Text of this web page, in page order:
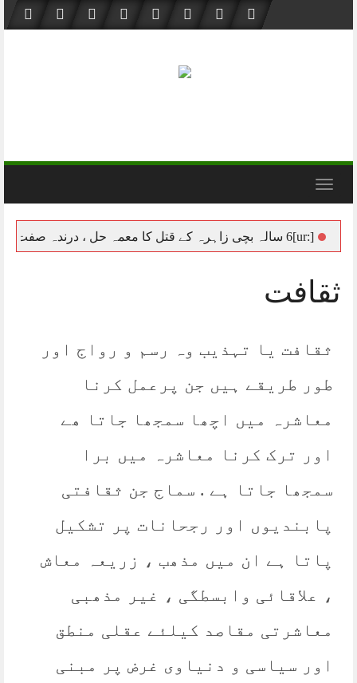
content
Toggle navigation
ثقافت
ثقافت یا تہذیب وہ رسم و رواج اور
طور طریقے ہیں جن پرعمل کرنا
معاشرہ میں اچھا سمجھا جاتا ھے
اور ترک کرنا معاشرہ میں برا
سمجھا جاتا ہے . سماج جن ثقافتی
پابندیوں اور رجحانات پر تشکیل
پاتا ہے ان میں مذھب ، زریعہ معاش
، علاقائی وابسطگی ، غیر مذھبی
معاشرتی مقاصد کیلئے عقلی منطق
اور سیاسی و دنیاوی غرض پر مبنی